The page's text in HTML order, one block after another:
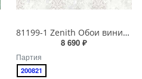
81199-1 Zenith Обои виниловые на бумажной основе 1.06*15.5
8 690 ₽
Партия
200821